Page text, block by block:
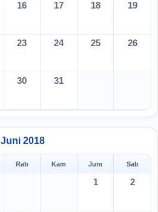
16 17 18 19
23 24 25 26
30 31
Juni 2018
Rab Kam Jum Sab
1 2